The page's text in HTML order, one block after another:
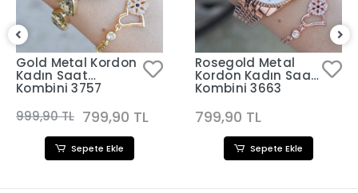
Gold Metal Kordon
Kadın Saat
Kombini 3757
999,90 TL 799,90 TL
Sepete Ekle
Rosegold Metal
Kordon Kadın Saat
Kombini 3663
799,90 TL
Sepete Ekle